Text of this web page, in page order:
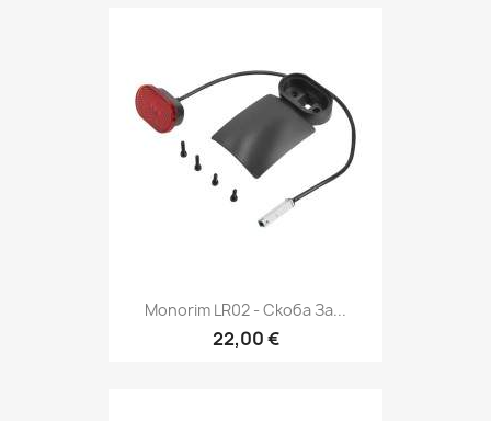
Monorim LR02 - Скоба За...
22,00 €